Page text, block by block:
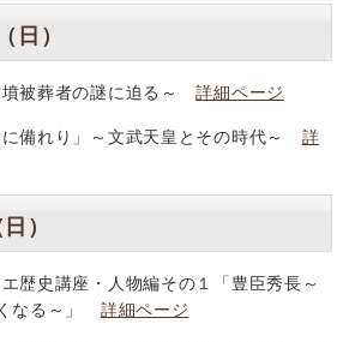
日）
被葬者の謎に迫る～詳細ページ
備れり」～文武天皇とその時代～ 詳
）
歴史講座・人物編その１「豊臣秀長～
なる～」 詳細ページ